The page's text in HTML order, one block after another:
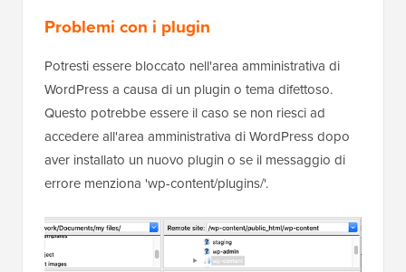
Problemi con i plugin
Potresti essere bloccato nell'area amministrativa di
WordPress a causa di un plugin o tema difettoso.
Questo potrebbe essere il caso se non riesci ad
accedere all'area amministrativa di WordPress dopo
aver installato un nuovo plugin o se il messaggio di
errore menziona 'wp-content/plugins/'.